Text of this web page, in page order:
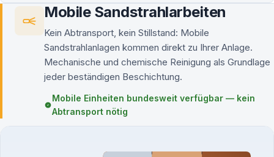
Mobile Sandstrahlarbeiten
Kein Abtransport, kein Stillstand: Mobile
Sandstrahlanlagen kommen direkt zu Ihrer Anlage.
Mechanische und chemische Reinigung als Grundlage
jeder beständigen Beschichtung.
Mobile Einheiten bundesweit verfügbar — kein
Abtransport nötig